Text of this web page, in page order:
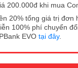
200.000đ khi mua
20% tổng giá trị đơn
100% phí chuyển
EVO tại đây.